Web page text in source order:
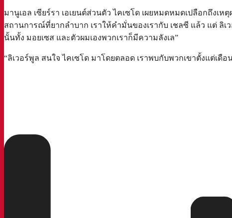
มานูเอล เซียร์รา เอเยนต์ส่วนตัว ไคเซโด เผยหมดหมดเปลือกถึง
สถานการณ์ที่ยากลำบาก เราให้คำมั่นของเรากับ เชลซี แล้ว แต่ ลิ
นั้นทั้ง มอยเซส และตัวผมเองพวกเราก็มีความลังเล”
“ลิเวอร์พูล สนใจ ไคเซโด มาโดยตลอด เราพบกับพวกเขาตั้งแต่เดื